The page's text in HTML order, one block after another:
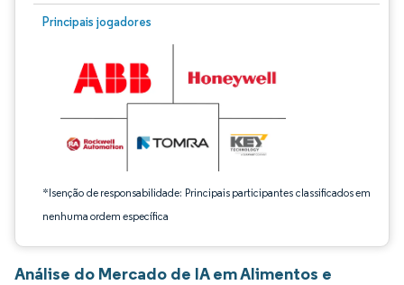
Principais jogadores
*Isenção de responsabilidade: Principais participantes classificados em
nenhuma ordem específica
Imagem © Mordor Intelligence. O reuso requer atribuição conforme CC BY 4.0.
Análise do Mercado de IA em Alimentos e